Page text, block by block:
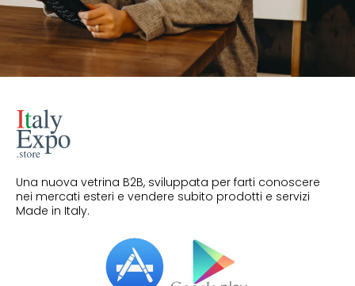
Una nuova vetrina B2B, sviluppata per farti conoscere
nei mercati esteri e vendere subito prodotti e servizi
Made in Italy.